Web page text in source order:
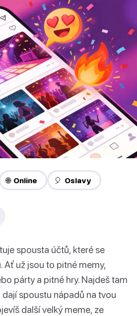
🌐 Online 🎈 Oslavy
spousta účtů, které se
Ať už jsou to pitné memy,
párty a pitné hry. Najdeš tam
dají spoustu nápadů na tvou
další velký meme, ze